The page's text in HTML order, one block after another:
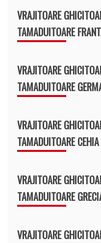
VRAJITOARE
TAMADUITOARE
VRAJITOARE
TAMADUITOARE
VRAJITOARE
TAMADUITOARE CEHIA
VRAJITOARE
TAMADUITOARE
VRAJITOARE